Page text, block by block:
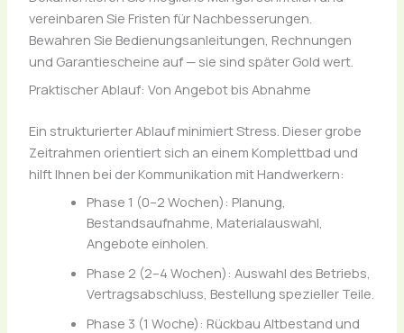
vereinbaren Sie Fristen für Nachbesserungen.
Bewahren Sie Bedienungsanleitungen, Rechnungen
und Garantiescheine auf — sie sind später Gold wert.
Praktischer Ablauf: Von Angebot bis Abnahme
Ein strukturierter Ablauf minimiert Stress. Dieser grobe
Zeitrahmen orientiert sich an einem Komplettbad und
hilft Ihnen bei der Kommunikation mit Handwerkern:
Phase 1 (0–2 Wochen): Planung,
Bestandsaufnahme, Materialauswahl,
Angebote einholen.
Phase 2 (2–4 Wochen): Auswahl des Betriebs,
Vertragsabschluss, Bestellung spezieller Teile.
Phase 3 (1 Woche): Rückbau Altbestand und